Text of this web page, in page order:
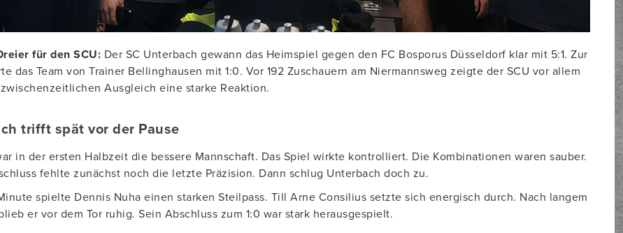
für den SCU: Der SC Unterbach gewann das Heimspiel gegen den FC Bosporus Düsseldorf klar mit 5:1. Zur
das Team von Trainer Bellinghausen mit 1:0. Vor 192 Zuschauern am Niermannsweg zeigte der SCU vor allem
Ausgleich eine starke Reaktion.
trifft spät vor der Pause
in der ersten Halbzeit die bessere Mannschaft. Das Spiel wirkte kontrolliert. Die Kombinationen waren sauber.
fehlte zunächst noch die letzte Präzision. Dann schlug Unterbach doch zu.
spielte Dennis Nuha einen starken Steilpass. Till Arne Consilius setzte sich energisch durch. Nach langem
er vor dem Tor ruhig. Sein Abschluss zum 1:0 war stark herausgespielt.